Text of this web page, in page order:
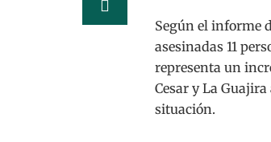
Según el informe
asesinadas 11
representa un
Cesar y La
situación.